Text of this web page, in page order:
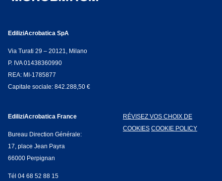
EdiliziAcrobatica SpA
Via Turati 29 – 20121, Milano
P. IVA 01438360990
REA: MI-1785877
Capitale sociale: 842.288,50 €
EdiliziAcrobatica France
Bureau Direction Générale:
17, place Jean Payra
66000 Perpignan
Tél 04 68 52 88 15
RÉVISEZ VOS CHOIX DE
COOKIES COOKIE POLICY